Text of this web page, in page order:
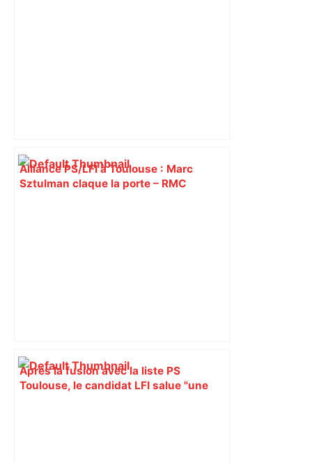
Alliance PS/LFI à Toulouse : Marc
Sztulman claque la porte – RMC
Après la fusion avec la liste PS
Toulouse, le candidat LFI salue "une